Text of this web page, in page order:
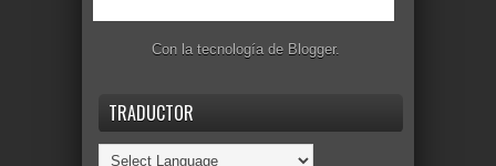
Con la tecnología de Blogger.
TRADUCTOR